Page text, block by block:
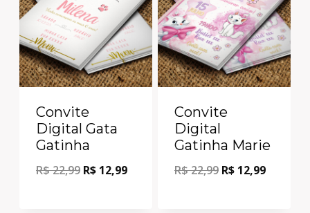
Convite
Digital Gata
Gatinha
R$22,99 R$ 12,99
Convite
Digital
Gatinha Marie
R$22,99 R$ 12,99